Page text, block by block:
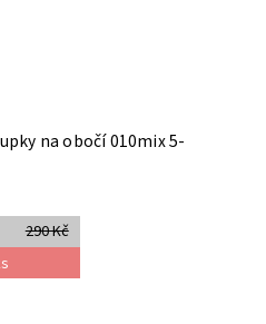
na obočí 010mix 5-
290 Kč